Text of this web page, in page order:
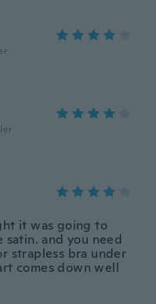
it was going to
and you need
strapless bra under
comes down well